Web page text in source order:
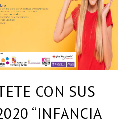
CON SUS
“INFANCIA